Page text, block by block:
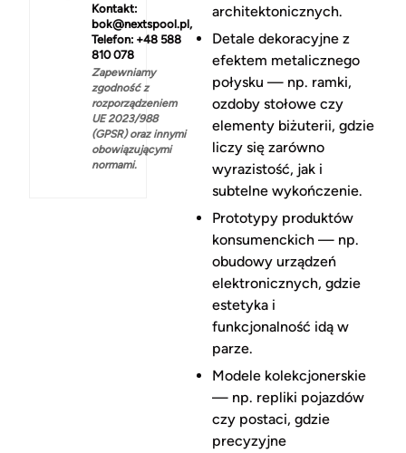
Kontakt:
bok@nextspool.pl,
Telefon: +48 588
810 078
Zapewniamy
zgodność z
rozporządzeniem
UE 2023/988
(GPSR) oraz innymi
obowiązującymi
normami.
architektonicznych.
Detale dekoracyjne z
efektem metalicznego
połysku — np. ramki,
ozdoby stołowe czy
elementy biżuterii, gdzie
liczy się zarówno
wyrazistość, jak i
subtelne wykończenie.
Prototypy produktów
konsumenckich — np.
obudowy urządzeń
elektronicznych, gdzie
estetyka i
funkcjonalność idą w
parze.
Modele kolekcjonerskie
— np. repliki pojazdów
czy postaci, gdzie
precyzyjne